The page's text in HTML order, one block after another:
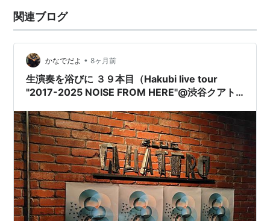
関連ブログ
かなでだよ • 8ヶ月前
生演奏を浴びに ３９本目（Hakubi live tour
"2017-2025 NOISE FROM HERE"@渋谷クアト